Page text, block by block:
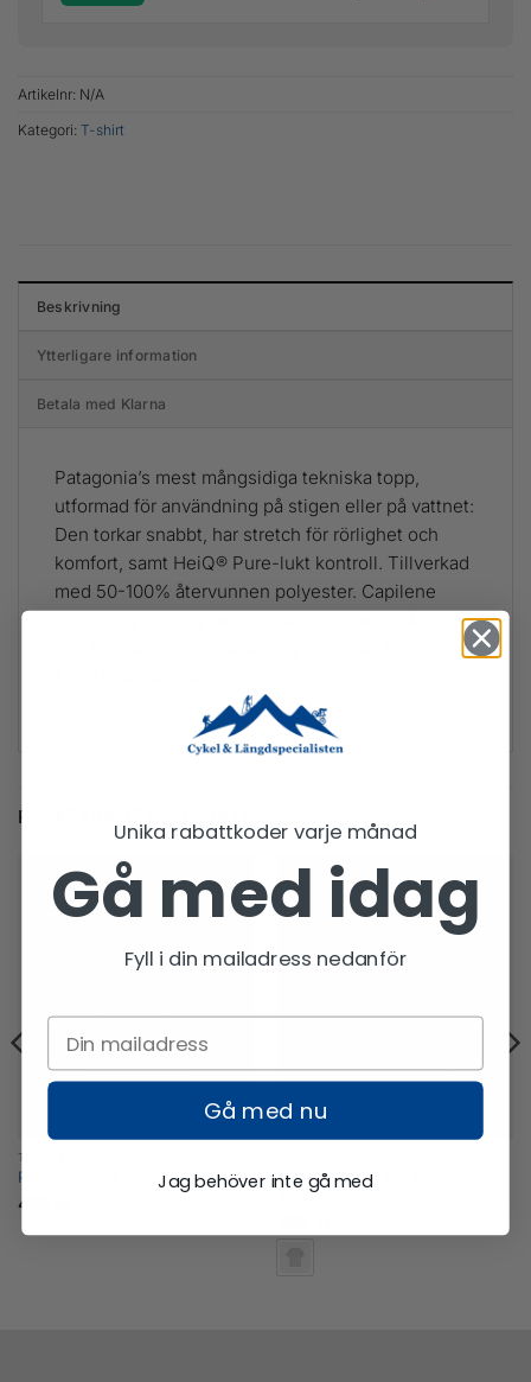
Artikelnr: N/A
Kategori: T-shirt
Beskrivning
Ytterligare information
Betala med Klarna
Patagonia’s mest mångsidiga tekniska topp,
utformad för användning på stigen eller på vattnet:
Den torkar snabbt, har stretch för rörlighet och
komfort, samt HeiQ® Pure-lukt kontroll. Tillverkad
med 50-100% återvunnen polyester. Capilene
RELATERADE PRODUKTER
T-SHIRT
Patagonia W’s Chouinard Tee
499
Patagonia M’s P-6 Logo
Responsibili-Tee
Unika rabattkoder varje månad
Gå med idag
Fyll i din mailadress nedanför
Gå med nu
Jag behöver inte gå med